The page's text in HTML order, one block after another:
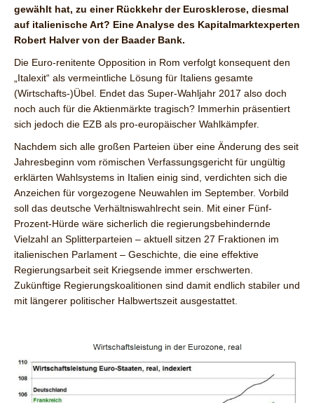
gewählt hat, zu einer Rückkehr der Eurosklerose, diesmal
auf italienische Art? Eine Analyse des Kapitalmarktexperten
Robert Halver von der Baader Bank.
Die Euro-renitente Opposition in Rom verfolgt konsequent den
„Italexit“ als vermeintliche Lösung für Italiens gesamte
(Wirtschafts-)Übel. Endet das Super-Wahljahr 2017 also doch
noch auch für die Aktienmärkte tragisch? Immerhin präsentiert
sich jedoch die EZB als pro-europäischer Wahlkämpfer.
Nachdem sich alle großen Parteien über eine Änderung des seit
Jahresbeginn vom römischen Verfassungsgericht für ungültig
erklärten Wahlsystems in Italien einig sind, verdichten sich die
Anzeichen für vorgezogene Neuwahlen im September. Vorbild
soll das deutsche Verhältniswahlrecht sein. Mit einer Fünf-
Prozent-Hürde wäre sicherlich die regierungsbehindernde
Vielzahl an Splitterparteien – aktuell sitzen 27 Fraktionen im
italienischen Parlament – Geschichte, die eine effektive
Regierungsarbeit seit Kriegsende immer erschwerten.
Zukünftige Regierungskoalitionen sind damit endlich stabiler und
mit längerer politischer Halbwertszeit ausgestattet.